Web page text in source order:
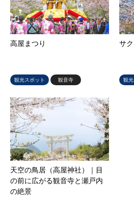
高屋まつり
観光スポット 観音寺
サ
観
天空の鳥居（高屋神社）｜目
の前に広がる観音寺と瀬戸内
の絶景